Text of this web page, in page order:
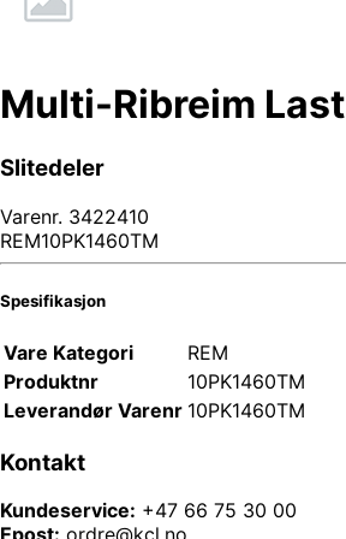
Multi-Ribreim Last
Slitedeler
Varenr. 3422410
REM10PK1460TM
Spesifikasjon
Vare Kategori
REM
Produktnr
10PK1460TM
Leverandør Varenr 10PK1460TM
Kontakt
Kundeservice: +47 66 75 30 00